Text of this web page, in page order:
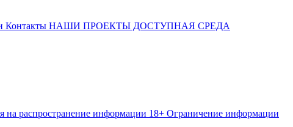
Контакты НАШИ ПРОЕКТЫ ДОСТУПНАЯ СРЕДА
на распространение информации 18+ Ограничение информации